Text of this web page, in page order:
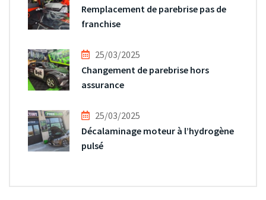
Remplacement de parebrise pas de
franchise
25/03/2025
Changement de parebrise hors
assurance
25/03/2025
Décalaminage moteur à l’hydrogène
pulsé